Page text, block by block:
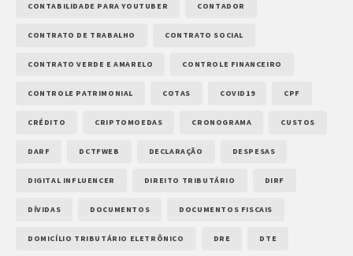
CONTABILIDADE PARA YOUTUBER CONTADOR
CONTRATO DE TRABALHO CONTRATO SOCIAL
CONTRATO VERDE E AMARELO CONTROLE FINANCEIRO
CONTROLE PATRIMONIAL COTAS COVID19 CPF
CRÉDITO CRIPTOMOEDAS CRONOGRAMA CUSTOS
DARF DCTFWEB DECLARAÇÃO DESPESAS
DIGITAL INFLUENCER DIREITO TRIBUTÁRIO DIRF
DÍVIDAS DOCUMENTOS DOCUMENTOS FISCAIS
DOMICÍLIO TRIBUTÁRIO ELETRÔNICO DRE DTE